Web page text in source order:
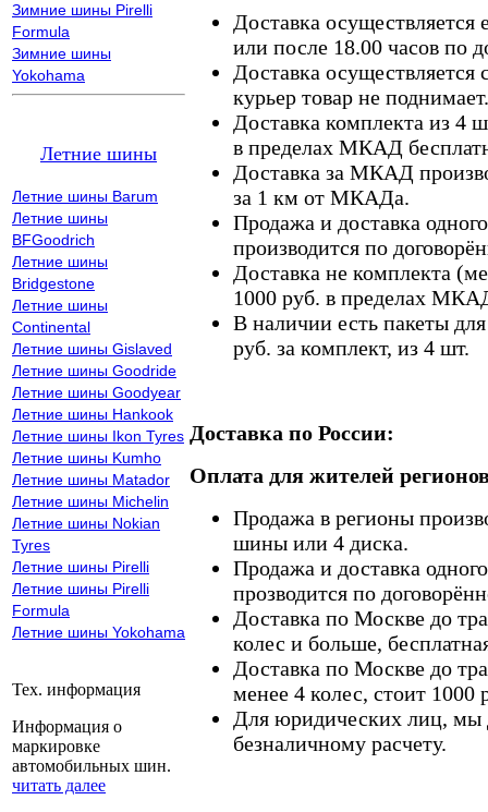
Зимние шины Pirelli
Formula
Зимние шины
Yokohama
Летние шины
Летние шины Barum
Летние шины
BFGoodrich
Летние шины
Bridgestone
Летние шины
Continental
Летние шины Gislaved
Летние шины Goodride
Летние шины Goodyear
Летние шины Hankook
Летние шины Ikon Tyres
Летние шины Kumho
Летние шины Matador
Летние шины Michelin
Летние шины Nokian
Tyres
Летние шины Pirelli
Летние шины Pirelli
Formula
Летние шины Yokohama
Тех. информация
Информация о
маркировке
автомобильных шин.
читать далее
Доставка осуществляется
или после 18.00 часов по
Доставка осуществляется
курьер товар не поднимает.
Доставка комплекта из 4
в пределах МКАД
Доставка за МКАД
за 1 км от МКАДа.
Продажа и доставка
производится по
Доставка не комплекта
1000 руб. в пределах
В наличии есть пакеты
руб. за комплект, из 4 шт.
Доставка по России:
Оплата для жителей
Продажа в регионы
шины или 4 диска.
Продажа и доставка
прозводится по
Доставка по Москве до
колес и больше,
Доставка по Москве до
менее 4 колес, стоит 1000
Для юридических лиц, мы
безналичному расчету.